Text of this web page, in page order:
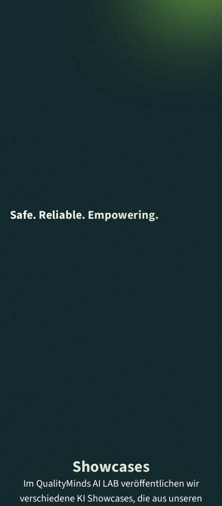
Safe. Reliable. Empowering.
Showcases
Im QualityMinds AI LAB veröffentlichen wir
verschiedene KI Showcases, die aus unseren